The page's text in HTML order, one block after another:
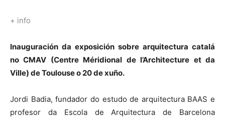
+ info
Inauguración da exposición sobre arquitectura catalá
no CMAV (Centre Méridional de l’Architecture et da
Ville) de Toulouse o 20 de xuño.
Jordi Badia, fundador do estudo de arquitectura BAAS e
profesor da Escola de Arquitectura de Barcelona